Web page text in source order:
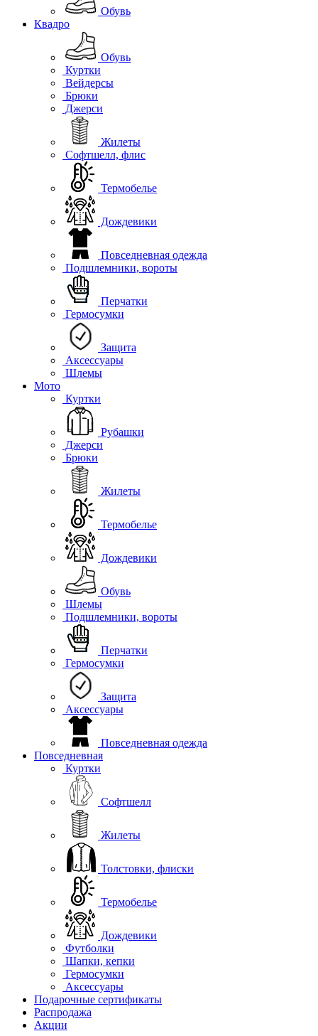
Обувь
Квадро
Обувь
Куртки
Вейдерсы
Брюки
Джерси
Жилеты
Софтшелл, флис
Термобелье
Дождевики
Повседневная одежда
Подшлемники, вороты
Перчатки
Гермосумки
Защита
Аксессуары
Шлемы
Мото
Куртки
Рубашки
Джерси
Брюки
Жилеты
Термобелье
Дождевики
Обувь
Шлемы
Подшлемники, вороты
Перчатки
Гермосумки
Защита
Аксессуары
Повседневная одежда
Повседневная
Куртки
Софтшелл
Жилеты
Толстовки, флиски
Термобелье
Дождевики
Футболки
Шапки, кепки
Гермосумки
Аксессуары
Подарочные сертификаты
Распродажа
Акции